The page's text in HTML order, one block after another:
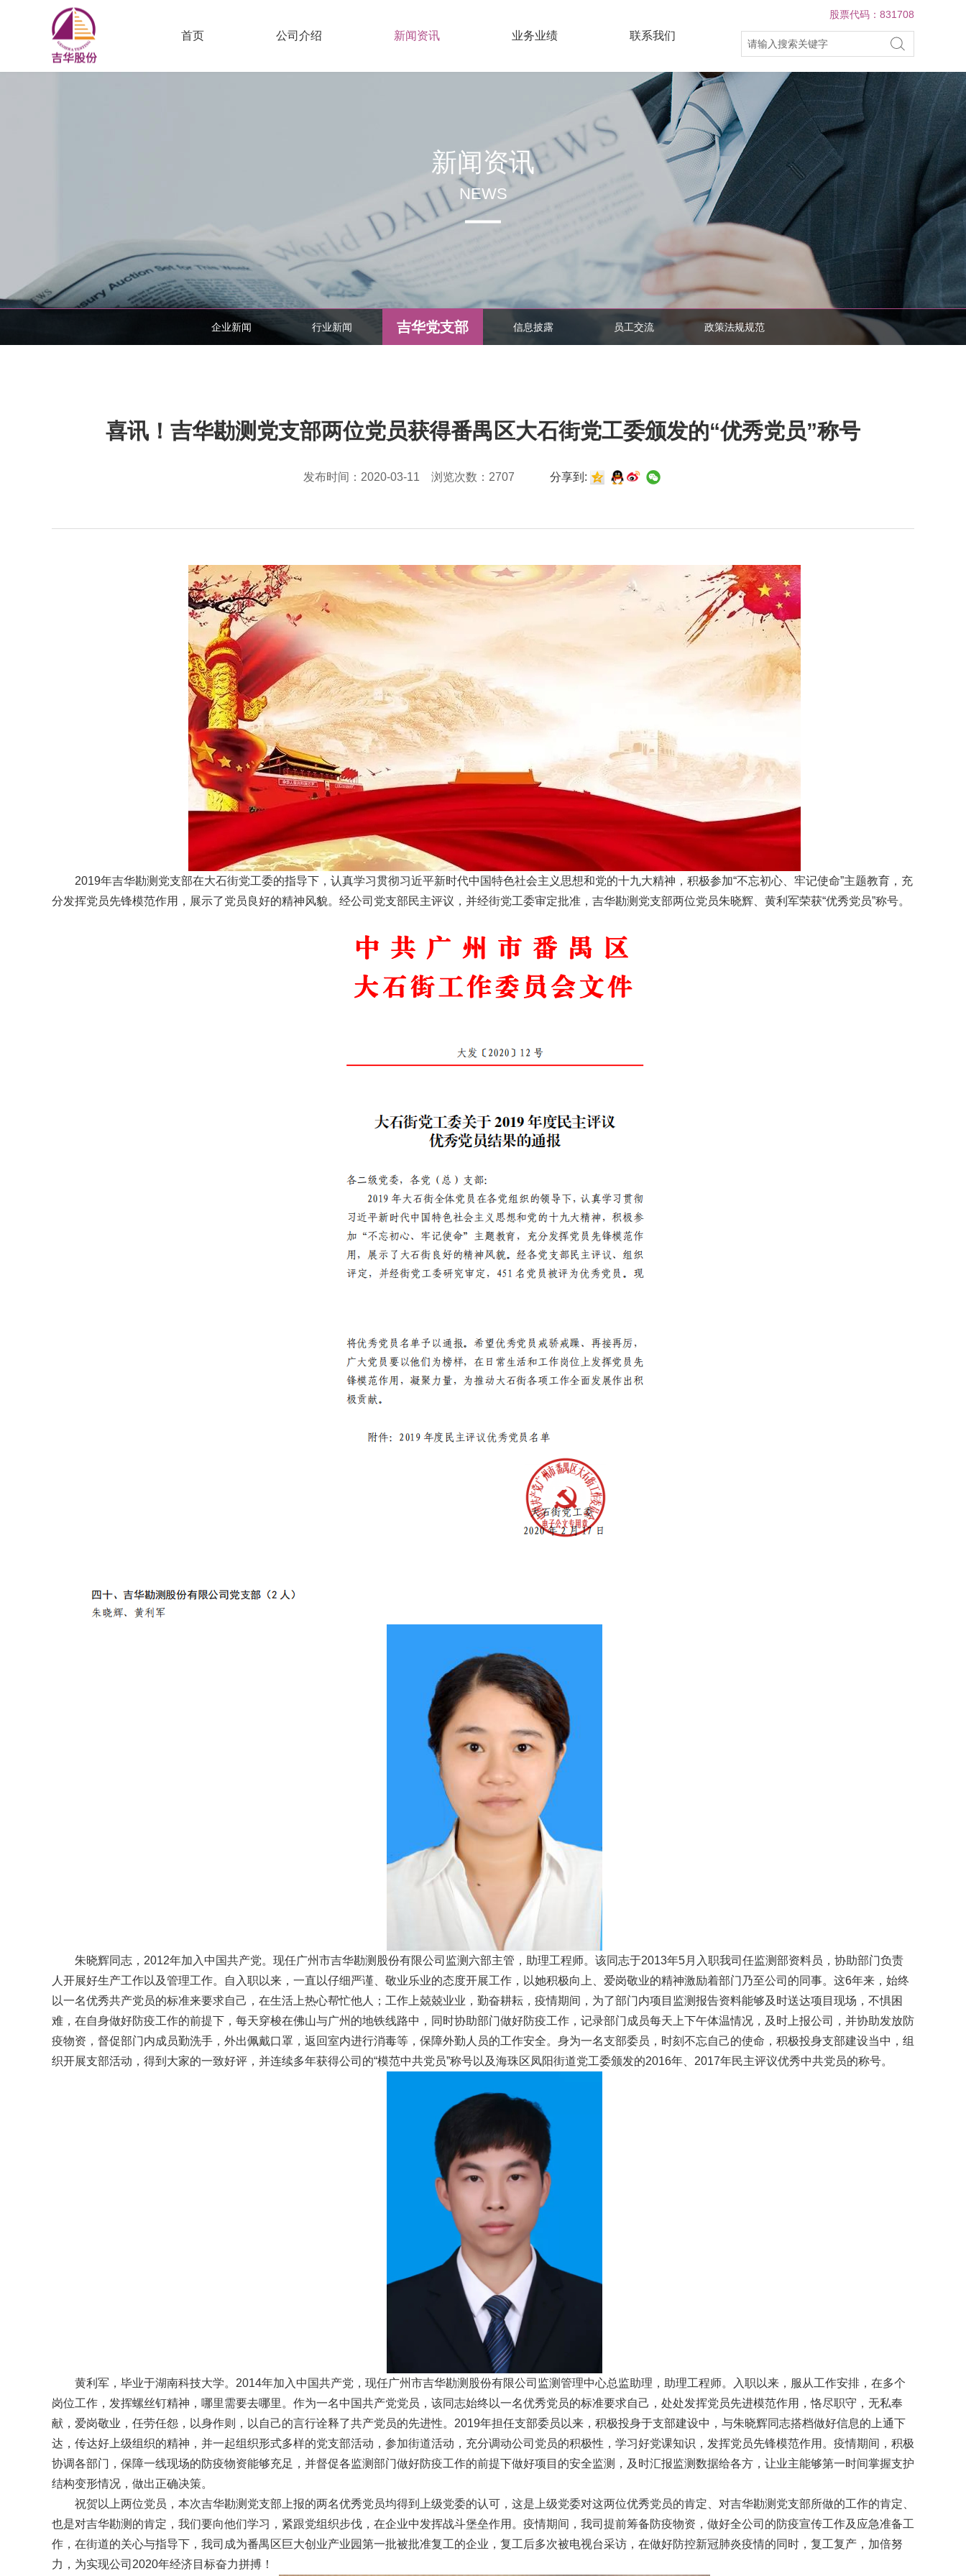
首页 公司介绍 新闻资讯 业务业绩 联系我们
股票代码：831708
新闻资讯
NEWS
企业新闻 行业新闻 吉华党支部 信息披露 员工交流 政策法规规范
喜讯！吉华勘测党支部两位党员获得番禺区大石街党工委颁发的“优秀党员”称号
发布时间：2020-03-11 浏览次数：2707 分享到:
2019年吉华勘测党支部在大石街党工委的指导下，认真学习贯彻习近平新时代中国特色社会主义思想和党的十九大精神，积极参加“不忘初心、牢记使命”主题教育，充
分发挥党员先锋模范作用，展示了党员良好的精神风貌。经公司党支部民主评议，并经街党工委审定批准，吉华勘测党支部两位党员朱晓辉、黄利军荣获“优秀党员”称号。
朱晓辉同志，2012年加入中国共产党。现任广州市吉华勘测股份有限公司监测六部主管，助理工程师。该同志于2013年5月入职我司任监测部资料员，协助部门负责
人开展好生产工作以及管理工作。自入职以来，一直以仔细严谨、敬业乐业的态度开展工作，以她积极向上、爱岗敬业的精神激励着部门乃至公司的同事。这6年来，始终
以一名优秀共产党员的标准来要求自己，在生活上热心帮忙他人；工作上兢兢业业，勤奋耕耘，疫情期间，为了部门内项目监测报告资料能够及时送达项目现场，不惧困
难，在自身做好防疫工作的前提下，每天穿梭在佛山与广州的地铁线路中，同时协助部门做好防疫工作，记录部门成员每天上下午体温情况，及时上报公司，并协助发放防
疫物资，督促部门内成员勤洗手，外出佩戴口罩，返回室内进行消毒等，保障外勤人员的工作安全。身为一名支部委员，时刻不忘自己的使命，积极投身支部建设当中，组
织开展支部活动，得到大家的一致好评，并连续多年获得公司的“模范中共党员”称号以及海珠区凤阳街道党工委颁发的2016年、2017年民主评议优秀中共党员的称号。
黄利军，毕业于湖南科技大学。2014年加入中国共产党，现任广州市吉华勘测股份有限公司监测管理中心总监助理，助理工程师。入职以来，服从工作安排，在多个
岗位工作，发挥螺丝钉精神，哪里需要去哪里。作为一名中国共产党党员，该同志始终以一名优秀党员的标准要求自己，处处发挥党员先进模范作用，恪尽职守，无私奉
献，爱岗敬业，任劳任怨，以身作则，以自己的言行诠释了共产党员的先进性。2019年担任支部委员以来，积极投身于支部建设中，与朱晓辉同志搭档做好信息的上通下
达，传达好上级组织的精神，并一起组织形式多样的党支部活动，参加街道活动，充分调动公司党员的积极性，学习好党课知识，发挥党员先锋模范作用。疫情期间，积极
协调各部门，保障一线现场的防疫物资能够充足，并督促各监测部门做好防疫工作的前提下做好项目的安全监测，及时汇报监测数据给各方，让业主能够第一时间掌握支护
结构变形情况，做出正确决策。
祝贺以上两位党员，本次吉华勘测党支部上报的两名优秀党员均得到上级党委的认可，这是上级党委对这两位优秀党员的肯定、对吉华勘测党支部所做的工作的肯定、
也是对吉华勘测的肯定，我们要向他们学习，紧跟党组织步伐，在企业中发挥战斗堡垒作用。疫情期间，我司提前筹备防疫物资，做好全公司的防疫宣传工作及应急准备工
作，在街道的关心与指导下，我司成为番禺区巨大创业产业园第一批被批准复工的企业，复工后多次被电视台采访，在做好防控新冠肺炎疫情的同时，复工复产，加倍努
力，为实现公司2020年经济目标奋力拼搏！